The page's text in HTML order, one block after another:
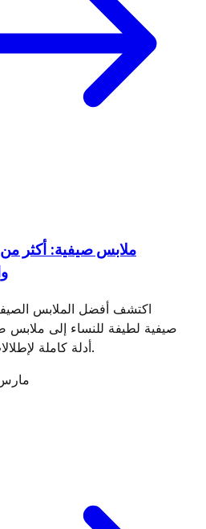
صيفية لطيفة للنساء إلى
أدلة كاملة لإطلالات لكل مناسبة ونوع جسد.
3 مارس